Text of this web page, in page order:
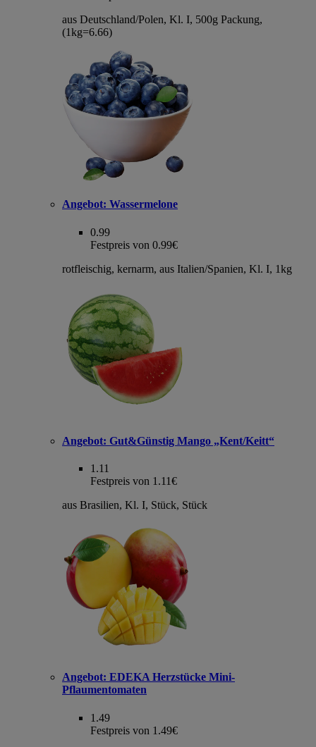
aus Deutschland/Polen, Kl. I, 500g Packung,
(1kg=6.66)
Angebot: Wassermelone
0.99
Festpreis von 0.99€
rotfleischig, kernarm, aus Italien/Spanien, Kl. I, 1kg
Angebot: Gut&Günstig Mango „Kent/Keitt“
1.11
Festpreis von 1.11€
aus Brasilien, Kl. I, Stück, Stück
Angebot: EDEKA Herzstücke Mini-
Pflaumentomaten
1.49
Festpreis von 1.49€